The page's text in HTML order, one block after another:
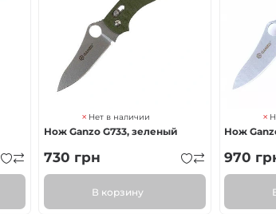
Нет в наличии
Нож Ganzo G733, зеленый
730 грн
В корзину
Нож
970